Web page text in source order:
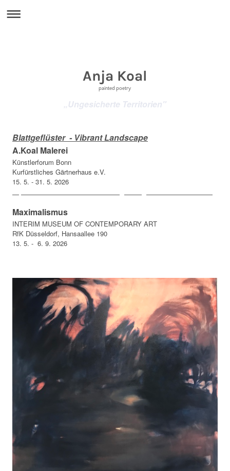
Anja Koal
painted poetry
„Ungesicherte Territorien"
Blattgeflüster - Vibrant Landscape
A.Koal Malerei
Künstlerforum Bonn
Kurfürstliches Gärtnerhaus e.V.
15. 5. - 31. 5. 2026
Maximalismus
INTERIM MUSEUM OF CONTEMPORARY ART
RfK Düsseldorf, Hansaallee 190
13. 5. - 6. 9. 2026